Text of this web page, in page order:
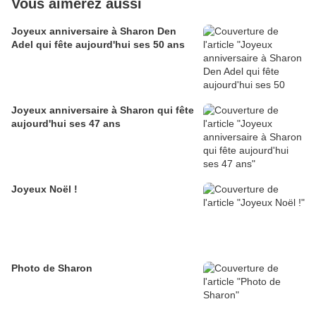
Vous aimerez aussi
Joyeux anniversaire à Sharon Den
Adel qui fête aujourd'hui ses 50 ans
Joyeux anniversaire à Sharon qui fête
aujourd'hui ses 47 ans
Joyeux Noël !
Photo de Sharon